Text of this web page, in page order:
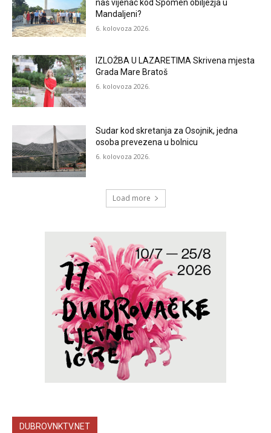
naš vijenac kod Spomen obilježja u
Mandaljeni?
6. kolovoza 2026.
IZLOŽBA U LAZARETIMA Skrivena mjesta
Grada Mare Bratoš
6. kolovoza 2026.
Sudar kod skretanja za Osojnik, jedna
osoba prevezena u bolnicu
6. kolovoza 2026.
Load more
DUBROVNKTV.NET